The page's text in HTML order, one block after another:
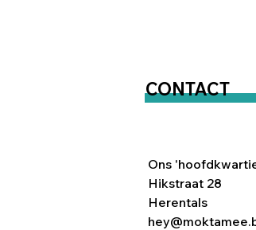
CONTACT
Ons
Hikstraat 28
Herentals